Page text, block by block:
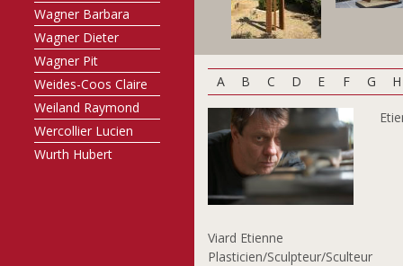
Wagner Barbara
Wagner Dieter
Wagner Pit
Weides-Coos Claire
Weiland Raymond
Wercollier Lucien
Wurth Hubert
A B C D E F G H
Viard Etienne
Plasticien/Sculpteur/Sculteur